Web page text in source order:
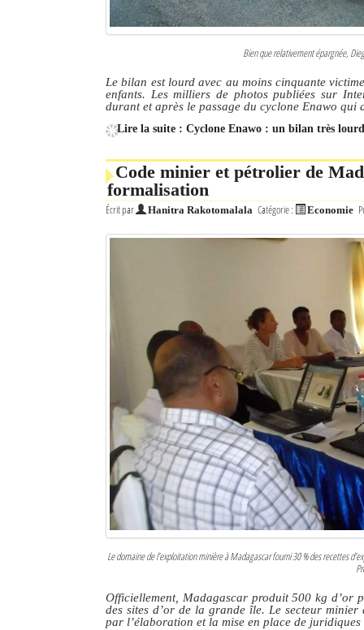
Bien que relativement épargnée,
Le bilan est lourd avec au moins cinquante
enfants. Les milliers de photos publiées sur
durant et après le passage du cyclone Enawo qui
Lire la suite : Cyclone Enawo : un bilan très
Code minier et pétrolier de
formalisation
Écrit par Hanitra Rakotomalala Catégorie : Economie
Le domaine de l’exploitation minière à Madagascar fourni 30 % des recettes
Officiellement, Madagascar produit 500 kg d’or
des sites d’or de la grande île. Le secteur
par l’élaboration et la mise en place de